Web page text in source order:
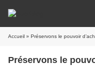
Accueil » Préservons le pouvoir
Préservons le